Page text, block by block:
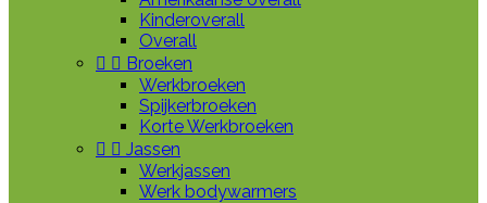
Kinderoverall
Overall
  Broeken
Werkbroeken
Spijkerbroeken
Korte Werkbroeken
  Jassen
Werkjassen
Werk bodywarmers